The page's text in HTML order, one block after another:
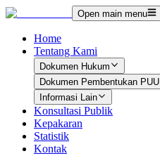
Open main menu
Home
Tentang Kami
Dokumen Hukum
Dokumen Pembentukan PUU
Informasi Lain
Konsultasi Publik
Kepakaran
Statistik
Kontak